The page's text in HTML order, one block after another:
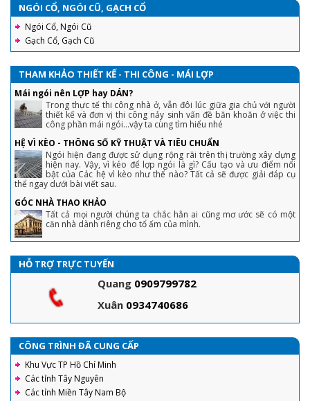
NGÓI CỔ, NGÓI CŨ, GẠCH CỔ
Ngói Cổ, Ngói Cũ
Gạch Cổ, Gạch Cũ
THAM KHẢO THIẾT KẾ - THI CÔNG - MÁI LỢP
Mái ngói nên LỢP hay DÁN?
Trong thực tế thi công nhà ở, vẫn đôi lúc giữa gia chủ với người
thiết kế và đơn vị thi công nảy sinh vấn đề băn khoăn ở việc thi
công phần mái ngói...vậy ta cùng tìm hiểu nhé
HỆ VÌ KÈO - THÔNG SỐ KỸ THUẬT VÀ TIÊU CHUẨN
Ngói hiện đang được sử dụng rộng rãi trên thị trường xây dựng
hiện nay. Vậy, vì kéo để lợp ngói là gì? Cấu tạo và ưu điểm nổi
bật của Các hệ vì kèo như thế nào? Tất cả sẽ được giải đáp cụ
thể ngay dưới bài viết sau.
GÓC NHÀ THAO KHẢO
Tất cả mọi người chúng ta chắc hẳn ai cũng mơ ước sẽ có một
căn nhà dành riêng cho tổ ấm của mình.
HỖ TRỢ TRỰC TUYẾN
Quang 0909799782
Xuân 0934740686
CÔNG TRÌNH ĐÃ CUNG CẤP
Khu Vực TP Hồ Chí Minh
Các tỉnh Tây Nguyên
Các tỉnh Miền Tây Nam Bộ